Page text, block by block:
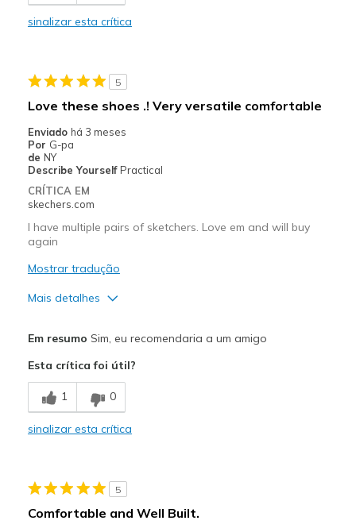
Width
Sizing
Feels true to size
sinalizar esta crítica
5
Love these shoes .! Very versatile comfortable
Enviado há 3 meses
Por G-pa
de NY
Describe Yourself Practical
CRÍTICA EM
skechers.com
I have multiple pairs of sketchers. Love em and will buy
again
Mostrar tradução
Mais detalhes
Breathe Well
Comfortable
Going Out
Em resumo Sim, eu recomendaria a um amigo
Esta crítica foi útil?
1 0
sinalizar esta crítica
5
Comfortable and Well Built.